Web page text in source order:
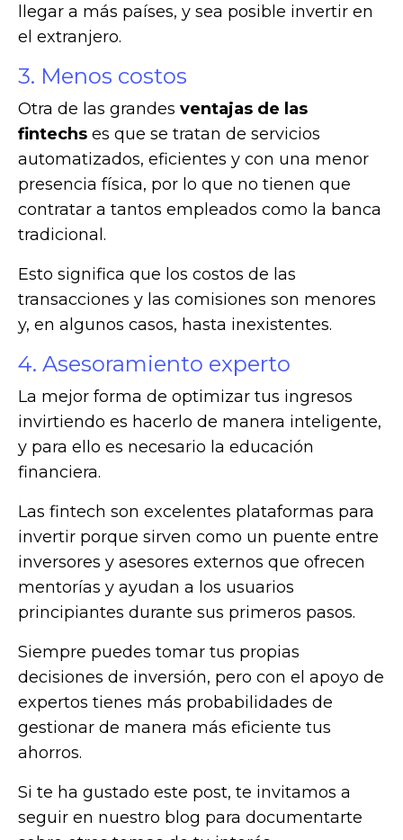
llegar a más países, y sea posible invertir en
el extranjero.
3. Menos costos
Otra de las grandes ventajas de las
fintechs es que se tratan de servicios
automatizados, eficientes y con una menor
presencia física, por lo que no tienen que
contratar a tantos empleados como la banca
tradicional.
Esto significa que los costos de las
transacciones y las comisiones son menores
y, en algunos casos, hasta inexistentes.
4. Asesoramiento experto
La mejor forma de optimizar tus ingresos
invirtiendo es hacerlo de manera inteligente,
y para ello es necesario la educación
financiera.
Las fintech son excelentes plataformas para
invertir porque sirven como un puente entre
inversores y asesores externos que ofrecen
mentorías y ayudan a los usuarios
principiantes durante sus primeros pasos.
Siempre puedes tomar tus propias
decisiones de inversión, pero con el apoyo de
expertos tienes más probabilidades de
gestionar de manera más eficiente tus
ahorros.
Si te ha gustado este post, te invitamos a
seguir en nuestro blog para documentarte